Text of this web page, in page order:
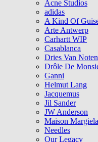
Acne Studios
adidas
A Kind Of
Arte Antwerp
Carhartt WIP
Casablanca
Dries Van Noten
Drôle De
Ganni
Helmut Lang
Jacquemus
Jil Sander
JW Anderson
Maison Margiela
Needles
Our Legacy